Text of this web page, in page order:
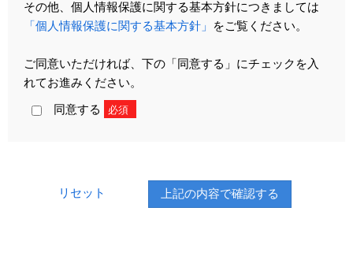
その他、個人情報保護に関する基本方針につきましては
「個人情報保護に関する基本方針」
をご覧ください。
ご同意いただければ、下の「同意する」にチェックを入
れてお進みください。
同意する 必須
リセット